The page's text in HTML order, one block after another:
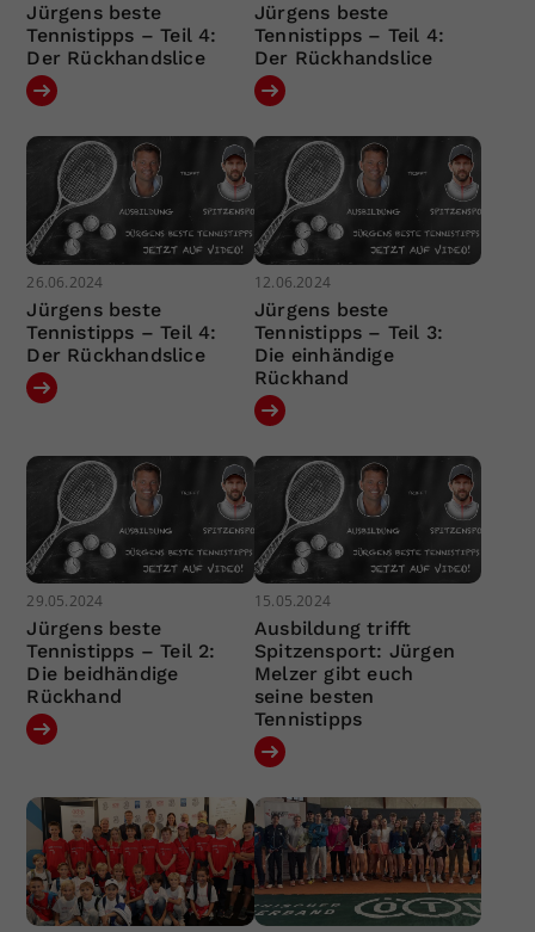
Jürgens beste
Tennistipps – Teil 4:
Der Rückhandslice
Jürgens beste
Tennistipps – Teil 4:
Der Rückhandslice
26.06.2024
Jürgens beste
Tennistipps – Teil 4:
Der Rückhandslice
12.06.2024
Jürgens beste
Tennistipps – Teil 3:
Die einhändige
Rückhand
29.05.2024
Jürgens beste
Tennistipps – Teil 2:
Die beidhändige
Rückhand
15.05.2024
Ausbildung trifft
Spitzensport: Jürgen
Melzer gibt euch
seine besten
Tennistipps